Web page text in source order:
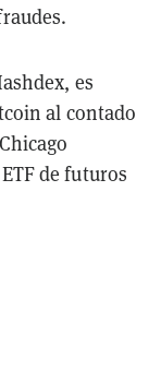
es
al contado
de futuros